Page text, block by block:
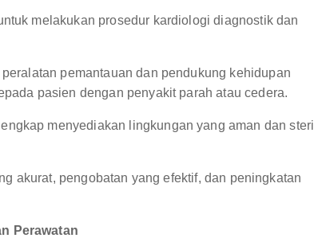
melakukan prosedur kardiologi diagnostik dan
pemantauan dan pendukung kehidupan
pasien dengan penyakit parah atau cedera.
menyediakan lingkungan yang aman dan steril
akurat, pengobatan yang efektif, dan peningkatan
Perawatan